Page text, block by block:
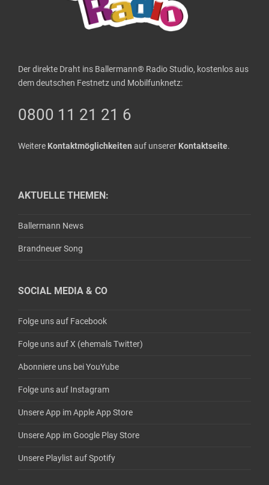
Der direkte Draht ins Ballermann® Radio Studio, kostenlos aus
dem deutschen Festnetz und Mobilfunknetz:
0800 11 21 21 6
Weitere Kontaktmöglichkeiten auf unserer Kontaktseite.
AKTUELLE THEMEN:
Ballermann News
Brandneuer Song
SOCIAL MEDIA & CO
Folge uns auf Facebook
Folge uns auf X (ehemals Twitter)
Abonniere uns bei YouYube
Folge uns auf Instagram
Unsere App im Apple App Store
Unsere App im Google Play Store
Unsere Playlist auf Spotify